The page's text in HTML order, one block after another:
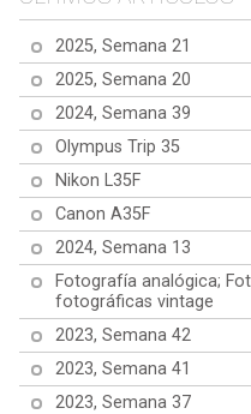
2025, Semana 21
2025, Semana 20
2024, Semana 39
Olympus Trip 35
Nikon L35F
Canon A35F
2024, Semana 13
Fotografía analógica;
fotográficas vintage
2023, Semana 42
2023, Semana 41
2023, Semana 37